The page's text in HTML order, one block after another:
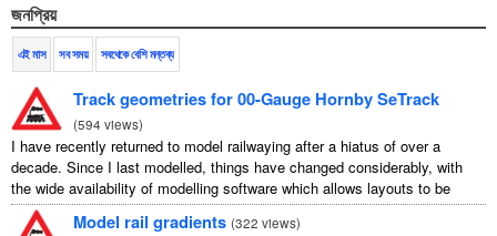
জনপ্রিয়
এই মাস সব সময় সবথেকে বেশি মন্তব্য
Track geometries for 00-Gauge Hornby SeTrack
(594 views)
I have recently returned to model railwaying after a hiatus of over a
decade. Since I last modelled, things have changed considerably, with
the wide availability of modelling software which allows layouts to be
carefully ...
Model rail gradients (322 views)